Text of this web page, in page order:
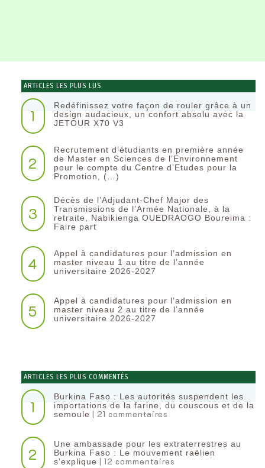
ARTICLES LES PLUS LUS
1
Redéfinissez votre façon de rouler grâce à un
design audacieux, un confort absolu avec la
JETOUR X70 V3
2
Recrutement d’étudiants en première année
de Master en Sciences de l’Environnement
pour le compte du Centre d’Etudes pour la
Promotion, (…)
3
Décès de l’Adjudant-Chef Major des
Transmissions de l’Armée Nationale, à la
retraite, Nabikienga OUEDRAOGO Boureima :
Faire part
4
Appel à candidatures pour l’admission en
master niveau 1 au titre de l’année
universitaire 2026-2027
5
Appel à candidatures pour l’admission en
master niveau 2 au titre de l’année
universitaire 2026-2027
ARTICLES LES PLUS COMMENTÉS
1
Burkina Faso : Les autorités suspendent les
importations de la farine, du couscous et de la
semoule | 21 commentaires
2
Une ambassade pour les extraterrestres au
Burkina Faso : Le mouvement raëlien
s’explique | 12 commentaires